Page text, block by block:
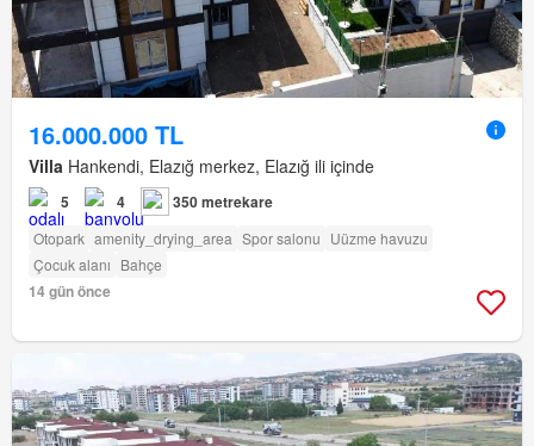
16.000.000 TL
Villa Hankendi, Elazığ merkez, Elazığ ili içinde
5 4 350 metrekare
Otopark amenity_drying_area Spor salonu Uüzme havuzu
Çocuk alanı Bahçe
14 gün önce